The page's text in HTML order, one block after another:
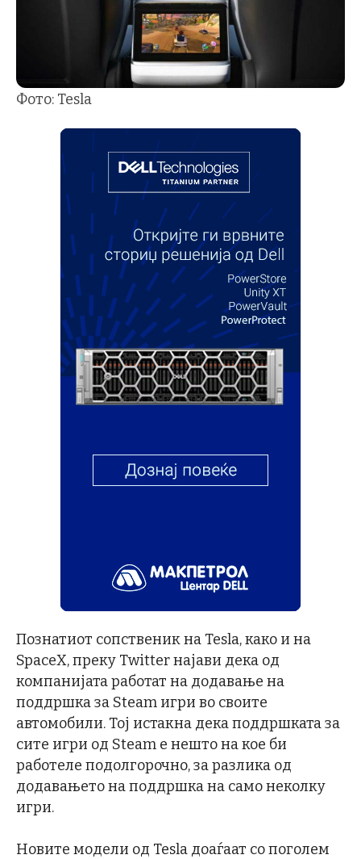
Фото: Tesla
Познатиот сопственик на Tesla, како и на
SpaceX, преку Twitter најави дека од
компанијата работат на додавање на
поддршка за Steam игри во своите
автомобили. Тој истакна дека поддршката за
сите игри од Steam е нешто на кое би
работеле подолгорочно, за разлика од
додавањето на поддршка на само неколку
игри.
Новите модели од Tesla доаѓаат со поголем